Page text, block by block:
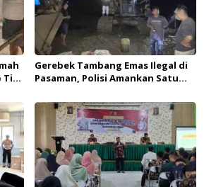
Tim
Gerebek Tambang Emas Ilegal di
Pasaman, Polisi Amankan Satu